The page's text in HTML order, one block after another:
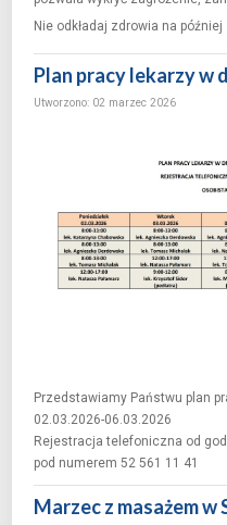
Nie odkładaj zdrowia na
Plan pracy lekarzy w
Utworzono: 02 marzec 2026
Przedstawiamy Państwu plan
02.03.2026-06.03.2026
Rejestracja telefoniczna od
pod numerem 52 561 11 41
Marzec z masażem w